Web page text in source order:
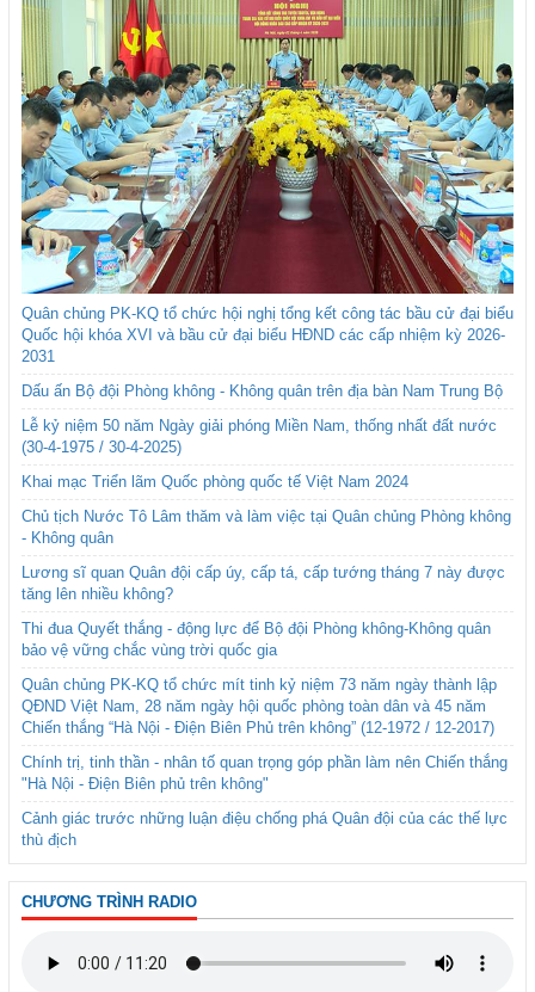
Quân chủng PK-KQ tổ chức hội nghị tổng kết công tác bầu cử đại biểu
Quốc hội khóa XVI và bầu cử đại biểu HĐND các cấp nhiệm kỳ 2026-
2031
Dấu ấn Bộ đội Phòng không - Không quân trên địa bàn Nam Trung Bộ
Lễ kỷ niệm 50 năm Ngày giải phóng Miền Nam, thống nhất đất nước
(30-4-1975 / 30-4-2025)
Khai mạc Triển lãm Quốc phòng quốc tế Việt Nam 2024
Chủ tịch Nước Tô Lâm thăm và làm việc tại Quân chủng Phòng không
- Không quân
Lương sĩ quan Quân đội cấp úy, cấp tá, cấp tướng tháng 7 này được
tăng lên nhiều không?
Thi đua Quyết thắng - động lực để Bộ đội Phòng không-Không quân
bảo vệ vững chắc vùng trời quốc gia
Quân chủng PK-KQ tổ chức mít tinh kỷ niệm 73 năm ngày thành lập
QĐND Việt Nam, 28 năm ngày hội quốc phòng toàn dân và 45 năm
Chiến thắng “Hà Nội - Điện Biên Phủ trên không” (12-1972 / 12-2017)
Chính trị, tinh thần - nhân tố quan trọng góp phần làm nên Chiến thắng
"Hà Nội - Điện Biên phủ trên không"
Cảnh giác trước những luận điệu chống phá Quân đội của các thế lực
thù địch
CHƯƠNG TRÌNH RADIO